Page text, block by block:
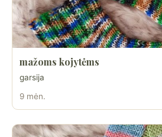
mažoms kojytėms
garsija
9 mėn.